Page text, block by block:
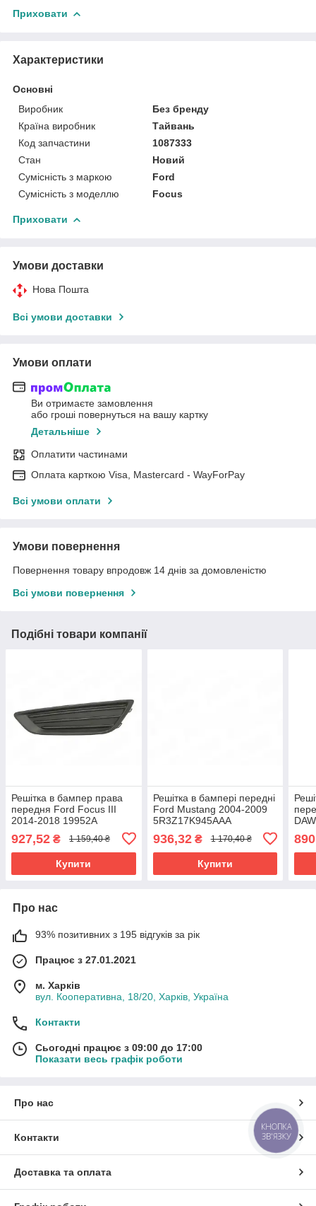
Приховати
Характеристики
Основні
Виробник
Без бренду
Країна виробник
Тайвань
Код запчастини
1087333
Стан
Новий
Сумісність з маркою
Ford
Сумісність з моделлю
Focus
Приховати
Умови доставки
Нова Пошта
Всі умови доставки
Умови оплати
Ви отримаєте замовлення
або гроші повернуться на вашу картку
Детальніше
Оплатити частинами
Оплата карткою Visa, Mastercard - WayForPay
Всі умови оплати
Умови повернення
Повернення товару впродовж 14 днів за домовленістю
Всі умови повернення
Подібні товари компанії
Решітка в бампер права
передня Ford Focus III
2014-2018 19952A
927,52 ₴ 1 159,40 ₴
Купити
Решітка в бампері передні
Ford Mustang 2004-2009
5R3Z17K945AAA
936,32₴ 1 170,40 ₴
Купити
Про нас
93% позитивних з 195 відгуків за рік
Працює з 27.01.2021
м. Харків
вул. Кооперативна, 18/20, Харків, Україна
Контакти
Сьогодні працює з 09:00 до 17:00
Показати весь графік роботи
Про нас
Контакти
Доставка та оплата
КНОПКА
ЗВ'ЯЗКУ